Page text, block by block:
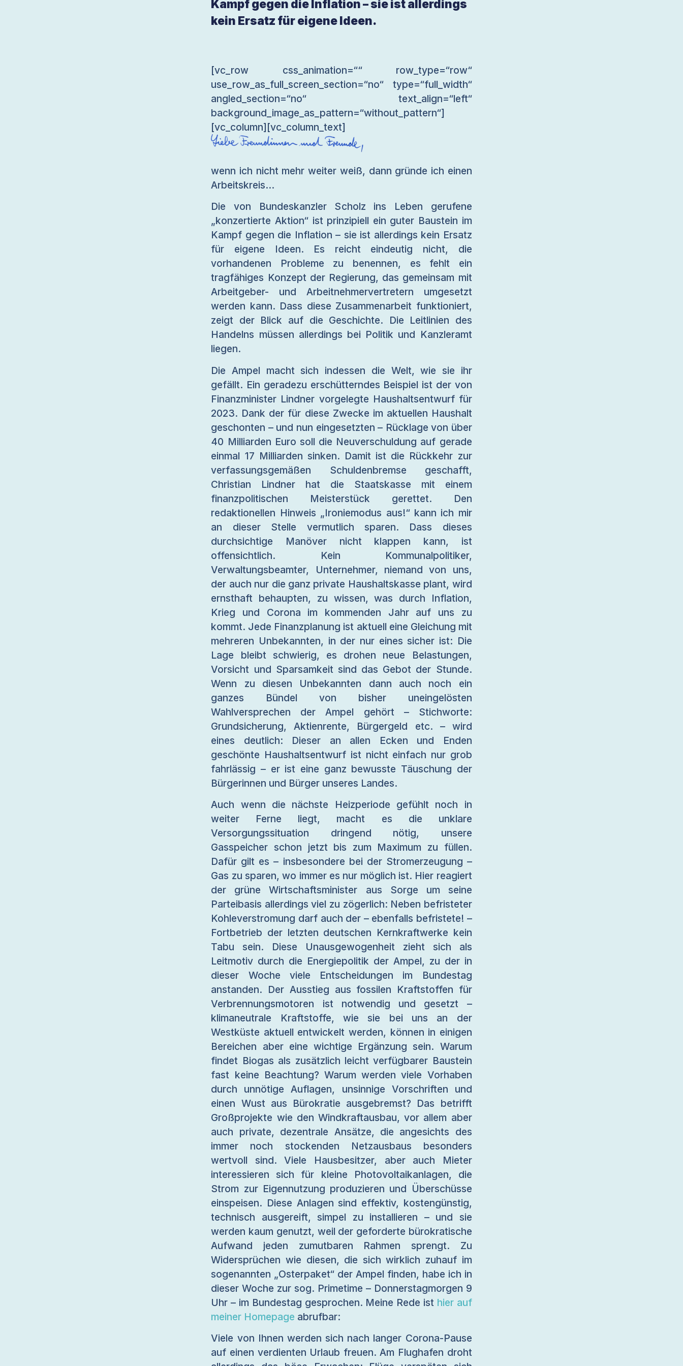
Kampf gegen die Inflation – sie ist allerdings
kein Ersatz für eigene Ideen.
[vc_row css_animation=““ row_type=“row“
use_row_as_full_screen_section=“no“ type=“full_width“
angled_section=“no“ text_align=“left“
background_image_as_pattern=“without_pattern“]
[vc_column][vc_column_text]
wenn ich nicht mehr weiter weiß, dann gründe ich einen
Arbeitskreis…
Die von Bundeskanzler Scholz ins Leben gerufene
„konzertierte Aktion“ ist prinzipiell ein guter Baustein im
Kampf gegen die Inflation – sie ist allerdings kein Ersatz
für eigene Ideen. Es reicht eindeutig nicht, die
vorhandenen Probleme zu benennen, es fehlt ein
tragfähiges Konzept der Regierung, das gemeinsam mit
Arbeitgeber- und Arbeitnehmervertretern umgesetzt
werden kann. Dass diese Zusammenarbeit funktioniert,
zeigt der Blick auf die Geschichte. Die Leitlinien des
Handelns müssen allerdings bei Politik und Kanzleramt
liegen.
Die Ampel macht sich indessen die Welt, wie sie ihr
gefällt. Ein geradezu erschütterndes Beispiel ist der von
Finanzminister Lindner vorgelegte Haushaltsentwurf für
2023. Dank der für diese Zwecke im aktuellen Haushalt
geschonten – und nun eingesetzten – Rücklage von über
40 Milliarden Euro soll die Neuverschuldung auf gerade
einmal 17 Milliarden sinken. Damit ist die Rückkehr zur
verfassungsgemäßen Schuldenbremse geschafft,
Christian Lindner hat die Staatskasse mit einem
finanzpolitischen Meisterstück gerettet. Den
redaktionellen Hinweis „Ironiemodus aus!“ kann ich mir
an dieser Stelle vermutlich sparen. Dass dieses
durchsichtige Manöver nicht klappen kann, ist
offensichtlich. Kein Kommunalpolitiker,
Verwaltungsbeamter, Unternehmer, niemand von uns,
der auch nur die ganz private Haushaltskasse plant, wird
ernsthaft behaupten, zu wissen, was durch Inflation,
Krieg und Corona im kommenden Jahr auf uns zu
kommt. Jede Finanzplanung ist aktuell eine Gleichung mit
mehreren Unbekannten, in der nur eines sicher ist: Die
Lage bleibt schwierig, es drohen neue Belastungen,
Vorsicht und Sparsamkeit sind das Gebot der Stunde.
Wenn zu diesen Unbekannten dann auch noch ein
ganzes Bündel von bisher uneingelösten
Wahlversprechen der Ampel gehört – Stichworte:
Grundsicherung, Aktienrente, Bürgergeld etc. – wird
eines deutlich: Dieser an allen Ecken und Enden
geschönte Haushaltsentwurf ist nicht einfach nur grob
fahrlässig – er ist eine ganz bewusste Täuschung der
Bürgerinnen und Bürger unseres Landes.
Auch wenn die nächste Heizperiode gefühlt noch in
weiter Ferne liegt, macht es die unklare
Versorgungssituation dringend nötig, unsere
Gasspeicher schon jetzt bis zum Maximum zu füllen.
Dafür gilt es – insbesondere bei der Stromerzeugung –
Gas zu sparen, wo immer es nur möglich ist. Hier reagiert
der grüne Wirtschaftsminister aus Sorge um seine
Parteibasis allerdings viel zu zögerlich: Neben befristeter
Kohleverstromung darf auch der – ebenfalls befristete! –
Fortbetrieb der letzten deutschen Kernkraftwerke kein
Tabu sein. Diese Unausgewogenheit zieht sich als
Leitmotiv durch die Energiepolitik der Ampel, zu der in
dieser Woche viele Entscheidungen im Bundestag
anstanden. Der Ausstieg aus fossilen Kraftstoffen für
Verbrennungsmotoren ist notwendig und gesetzt –
klimaneutrale Kraftstoffe, wie sie bei uns an der
Westküste aktuell entwickelt werden, können in einigen
Bereichen aber eine wichtige Ergänzung sein. Warum
findet Biogas als zusätzlich leicht verfügbarer Baustein
fast keine Beachtung? Warum werden viele Vorhaben
durch unnötige Auflagen, unsinnige Vorschriften und
einen Wust aus Bürokratie ausgebremst? Das betrifft
Großprojekte wie den Windkraftausbau, vor allem aber
auch private, dezentrale Ansätze, die angesichts des
immer noch stockenden Netzausbaus besonders
wertvoll sind. Viele Hausbesitzer, aber auch Mieter
interessieren sich für kleine Photovoltaikanlagen, die
Strom zur Eigennutzung produzieren und Überschüsse
einspeisen. Diese Anlagen sind effektiv, kostengünstig,
technisch ausgereift, simpel zu installieren – und sie
werden kaum genutzt, weil der geforderte bürokratische
Aufwand jeden zumutbaren Rahmen sprengt. Zu
Widersprüchen wie diesen, die sich wirklich zuhauf im
sogenannten „Osterpaket“ der Ampel finden, habe ich in
dieser Woche zur sog. Primetime – Donnerstagmorgen 9
Uhr – im Bundestag gesprochen. Meine Rede ist hier auf
meiner Homepage abrufbar:
Viele von Ihnen werden sich nach langer Corona-Pause
auf einen verdienten Urlaub freuen. Am Flughafen droht